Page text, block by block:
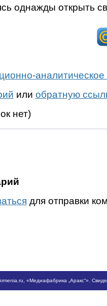
однажды открыть
аналитическое
или обратную
нет)
для отправки
, «Медиафабрика „Аракс“».